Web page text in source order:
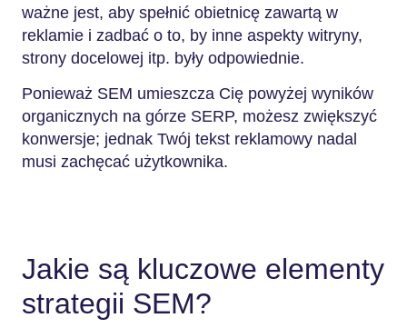
ważne jest, aby spełnić obietnicę zawartą w
reklamie i zadbać o to, by inne aspekty witryny,
strony docelowej itp. były odpowiednie.
Ponieważ SEM umieszcza Cię powyżej wyników
organicznych na górze SERP, możesz zwiększyć
konwersje; jednak Twój tekst reklamowy nadal
musi zachęcać użytkownika.
Jakie są kluczowe elementy
strategii SEM?